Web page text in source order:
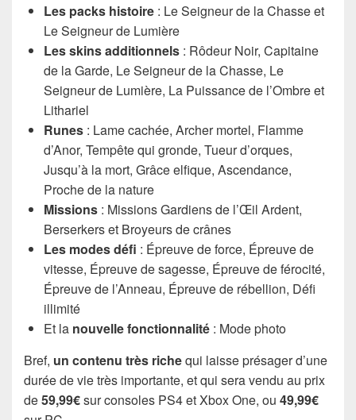
Les packs histoire : Le Seigneur de la Chasse et
Le Seigneur de Lumière
Les skins additionnels : Rôdeur Noir, Capitaine
de la Garde, Le Seigneur de la Chasse, Le
Seigneur de Lumière, La Puissance de l’Ombre et
Lithariel
Runes : Lame cachée, Archer mortel, Flamme
d’Anor, Tempête qui gronde, Tueur d’orques,
Jusqu’à la mort, Grâce elfique, Ascendance,
Proche de la nature
Missions : Missions Gardiens de l’Œil Ardent,
Berserkers et Broyeurs de crânes
Les modes défi : Épreuve de force, Épreuve de
vitesse, Épreuve de sagesse, Épreuve de férocité,
Épreuve de l’Anneau, Épreuve de rébellion, Défi
illimité
Et la nouvelle fonctionnalité : Mode photo
Bref, un contenu très richequi laisse présager d’une
durée de vie très importante, et qui sera vendu au prix
de59,99€sur consoles PS4 et Xbox One, ou 49,99€